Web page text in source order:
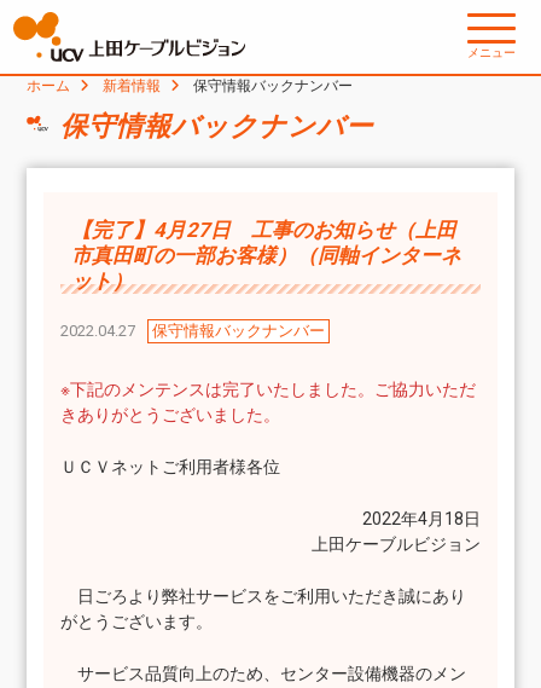
メニュー
ホーム 新着情報 保守情報バックナンバー
保守情報バックナンバー
【完了】4月27日 工事のお知らせ（上田
市真田町の一部お客様）（同軸インターネ
ット）
2022.04.27 保守情報バックナンバー
※下記のメンテンスは完了いたしました。ご協力いただ
きありがとうございました。
ＵＣＶネットご利用者様各位
2022年4月18日
上田ケーブルビジョン
日ごろより弊社サービスをご利用いただき誠にあり
がとうございます。
サービス品質向上のため、センター設備機器のメン